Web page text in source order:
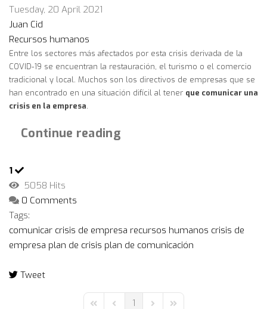
Tuesday, 20 April 2021
Juan Cid
Recursos humanos
Entre los sectores más afectados por esta crisis derivada de la
COVID-19 se encuentran la restauración, el turismo o el comercio
tradicional y local. Muchos son los directivos de empresas que se
han encontrado en una situación difícil al tener que comunicar una
crisis en la empresa.
Continue reading
1
5058 Hits
0 Comments
Tags:
comunicar crisis de empresa recursos humanos crisis de
empresa plan de crisis plan de comunicación
Tweet
1